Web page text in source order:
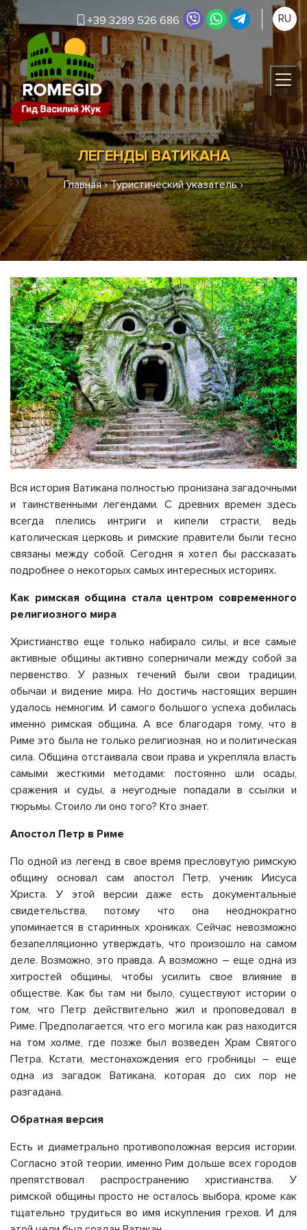
+39 3289 526 686 RU
ЛЕГЕНДЫ ВАТИКАНА
Главная›Туристический указатель›
Вся история Ватикана полностью пронизана загадочными
и таинственными легендами. С древних времен здесь
всегда плелись интриги и кипели страсти, ведь
католическая церковь и римские правители были тесно
связаны между собой. Сегодня я хотел бы рассказать
подробнее о некоторых самых интересных историях.
Как римская община стала центром современного
религиозного мира
Христианство еще только набирало силы, и все самые
активные общины активно соперничали между собой за
первенство. У разных течений были свои традиции,
обычаи и видение мира. Но достичь настоящих вершин
удалось немногим. И самого большого успеха добилась
именно римская община. А все благодаря тому, что в
Риме это была не только религиозная, но и политическая
сила. Община отстаивала свои права и укрепляла власть
самыми жесткими методами: постоянно шли осады,
сражения и суды, а неугодные попадали в ссылки и
тюрьмы. Стоило ли оно того? Кто знает.
Апостол Петр в Риме
По одной из легенд в свое время пресловутую римскую
общину основал сам апостол Петр, ученик Иисуса
Христа. У этой версии даже есть документальные
свидетельства, потому что она неоднократно
упоминается в старинных хрониках. Сейчас невозможно
безапелляционно утверждать, что произошло на самом
деле. Возможно, это правда. А возможно – еще одна из
хитростей общины, чтобы усилить свое влияние в
обществе. Как бы там ни было, существуют истории о
том, что Петр действительно жил и проповедовал в
Риме. Предполагается, что его могила как раз находится
на том холме, где позже был возведен Храм Святого
Петра. Кстати, местонахождения его гробницы – еще
одна из загадок Ватикана, которая до сих пор не
разгадана.
Обратная версия
Есть и диаметрально противоположная версия истории.
Согласно этой теории, именно Рим дольше всех городов
препятствовал распространению христианства. У
римской общины просто не осталось выбора, кроме как
тщательно трудиться во имя искупления грехов. И для